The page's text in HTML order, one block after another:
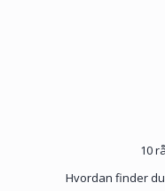
10
Hvordan finder